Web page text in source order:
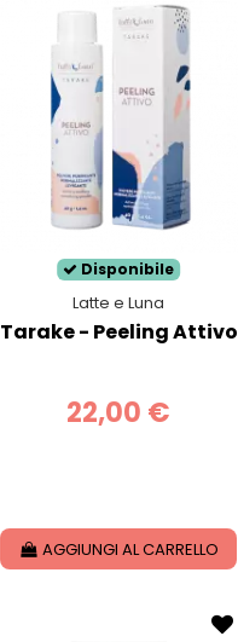
Disponibile
Latte e Luna
Tarake - Peeling Attivo
22,00 €
AGGIUNGI AL CARRELLO